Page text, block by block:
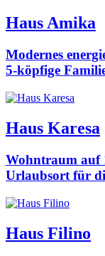
Haus Amika
Modernes
5-köpfige
Haus Karesa
Wohntraum auf
Urlaubsort für
Haus Filino